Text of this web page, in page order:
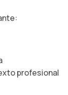
profesional